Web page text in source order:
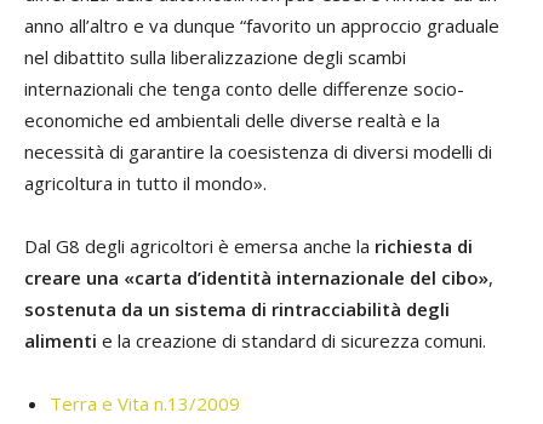
anno all’altro e va dunque “favorito un approccio graduale
nel dibattito sulla liberalizzazione degli scambi
internazionali che tenga conto delle differenze socio-
economiche ed ambientali delle diverse realtà e la
necessità di garantire la coesistenza di diversi modelli di
agricoltura in tutto il mondo».
Dal G8 degli agricoltori è emersa anche la richiesta di
creare una «carta d’identità internazionale del cibo»,
sostenuta da un sistema di rintracciabilità degli
alimenti e la creazione di standard di sicurezza comuni.
Terra e Vita n.13/2009